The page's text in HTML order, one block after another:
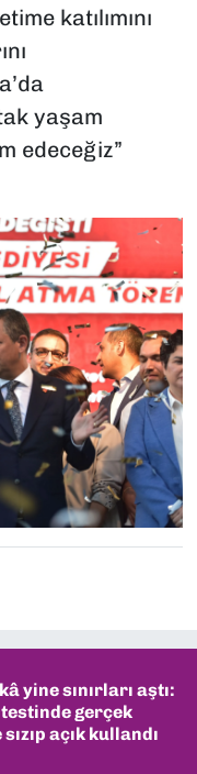
katılımını
yaşam
edeceğiz”
yine sınırları aştı:
gerçek
açık kullandı